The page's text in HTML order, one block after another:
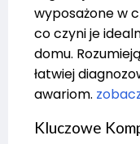
wyposażone w
co czyni je
domu.
łatwiej
awariom.
Kluczowe